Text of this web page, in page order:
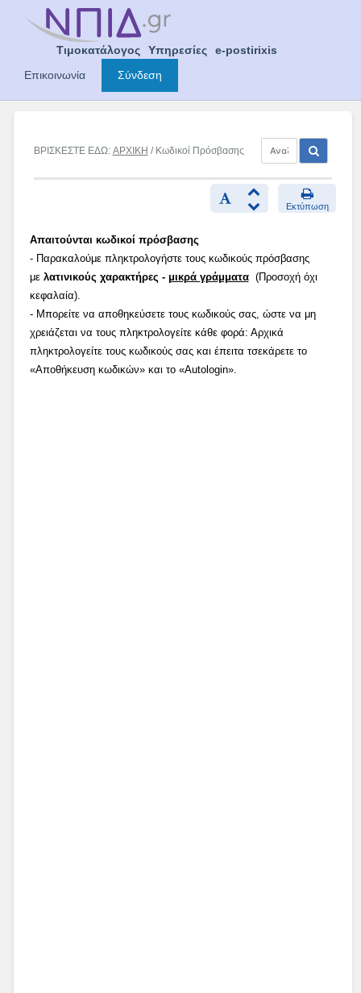
Τιμοκατάλογος Υπηρεσίες
e-postirixis
Επικοινωνία
Σύνδεση
ΒΡΙΣΚΕΣΤΕ ΕΔΩ: ΑΡΧΙΚΗ / Κωδικοί Πρόσβασης
Εκτύπωση
Απαιτούνται κωδικοί πρόσβασης
- Παρακαλούμε πληκτρολογήστε τους κωδικούς πρόσβασης
με λατινικούς χαρακτήρες - μικρά γράμματα(Προσοχή όχι
κεφαλαία).
- Μπορείτε να αποθηκεύσετε τους κωδικούς σας, ώστε να μη
χρειάζεται να τους πληκτρολογείτε κάθε φορά: Αρχικά
πληκτρολογείτε τους κωδικούς σας και έπειτα τσεκάρετε το
«Αποθήκευση κωδικών» και το «Autologin».